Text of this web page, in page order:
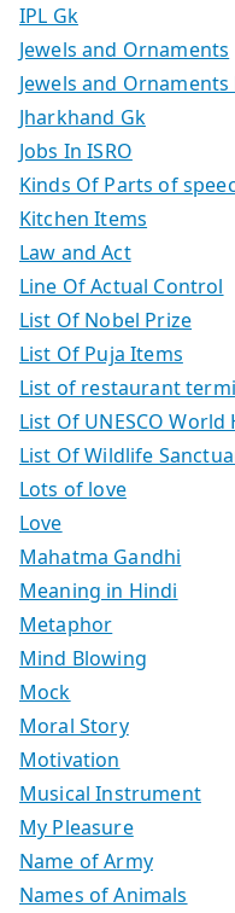
IPL Gk
Jewels and Ornaments
Jewels and
Jharkhand Gk
Jobs In ISRO
Kinds Of Parts of
Kitchen Items
Law and Act
Line Of Actual Control
List Of Nobel Prize
List Of Puja Items
List of restaurant
List Of UNESCO
List Of Wildlife
Lots of love
Love
Mahatma Gandhi
Meaning in Hindi
Metaphor
Mind Blowing
Mock
Moral Story
Motivation
Musical Instrument
My Pleasure
Name of Army
Names of Animals